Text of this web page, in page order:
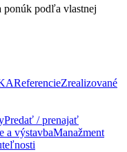
ponúk podľa vlastnej
ReferencieZrealizované
Predať / prenajať
a výstavbaManažment